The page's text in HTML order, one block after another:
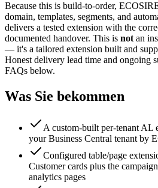
Because this is build-to-order,
domain, templates, segments, and
delivers a tested extension with the
documented handover. This is not an
— it's a tailored extension built and
Honest delivery lead time and ongoing
FAQs below.
Was Sie bekommen
A custom-built per-tenant AL
your Business Central tenant by
Configured table/page
Customer cards plus the
analytics pages